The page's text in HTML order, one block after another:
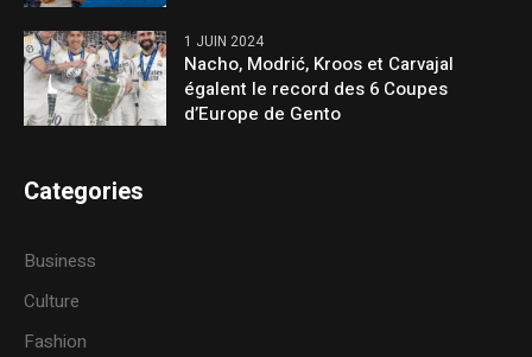
1 JUIN 2024
Nacho, Modrić, Kroos et Carvajal
égalent le record des 6 Coupes
d’Europe de Gento
Categories
Business
Culture
Fashion